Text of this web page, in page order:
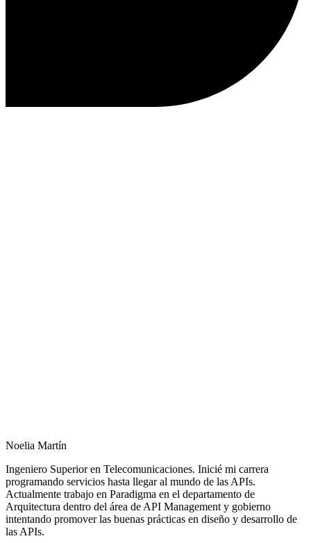
Noelia Martín
Ingeniero Superior en Telecomunicaciones. Inicié mi carrera
programando servicios hasta llegar al mundo de las APIs.
Actualmente trabajo en Paradigma en el departamento de
Arquitectura dentro del área de API Management y gobierno
intentando promover las buenas prácticas en diseño y desarrollo de
las APIs.